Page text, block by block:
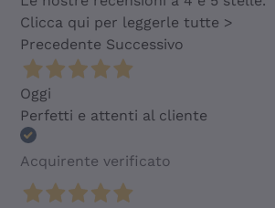
Clicca qui per leggerle tutte >
Precedente Successivo
Oggi
Perfetti e attenti al cliente
Acquirente verificato